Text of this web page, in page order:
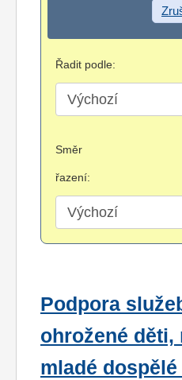
Řadit podle:
Směr
řazení:
Podpora
ohrožené děti,
mladé dospělé